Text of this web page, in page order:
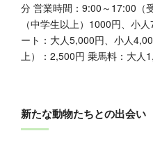
分 営業時間：9:00～17:00（
（中学生以上）1000円、小
ート：大人5,000円、小人
上）：2,500円 乗馬料：大人
新たな動物たちとの出会い